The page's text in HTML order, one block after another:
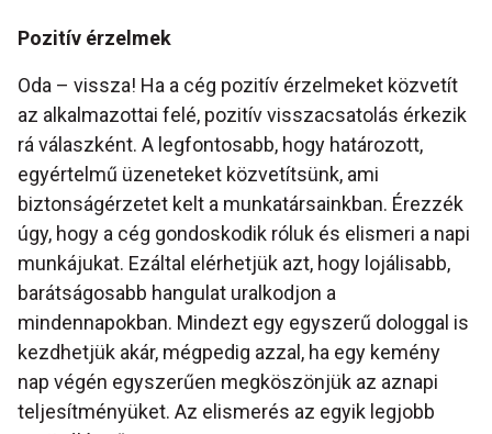
Pozitív érzelmek
Oda – vissza! Ha a cég pozitív érzelmeket közvetít
az alkalmazottai felé, pozitív visszacsatolás érkezik
rá válaszként. A legfontosabb, hogy határozott,
egyértelmű üzeneteket közvetítsünk, ami
biztonságérzetet kelt a munkatársainkban. Érezzék
úgy, hogy a cég gondoskodik róluk és elismeri a napi
munkájukat. Ezáltal elérhetjük azt, hogy lojálisabb,
barátságosabb hangulat uralkodjon a
mindennapokban. Mindezt egy egyszerű dologgal is
kezdhetjük akár, mégpedig azzal, ha egy kemény
nap végén egyszerűen megköszönjük az aznapi
teljesítményüket. Az elismerés az egyik legjobb